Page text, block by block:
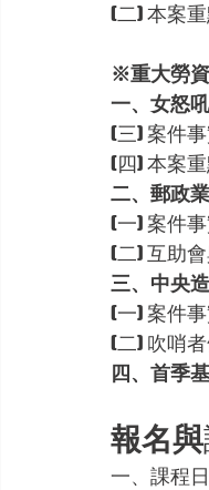
(二) 本案
※重大勞
一、女怒
(三) 案件
(四) 本案
二、郵政
(一) 案件
(二) 互助
三、中央
(一) 案件
(二) 吹哨
四、首季
報名與
一、課程